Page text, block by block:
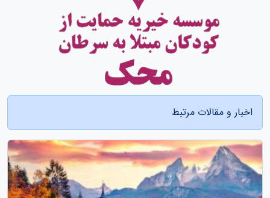
اخبار و مقالات مرتبط